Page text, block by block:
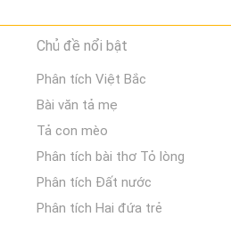
Chủ đề nổi bật
Phân tích Việt Bắc
Bài văn tả mẹ
Tả con mèo
Phân tích bài thơ Tỏ lòng
Phân tích Đất nước
Phân tích Hai đứa trẻ